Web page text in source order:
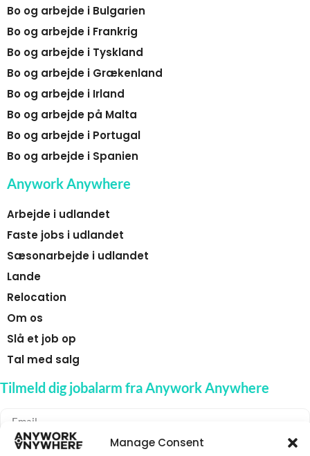
Manage Consent
Bo og arbejde i Bulgarien
Bo og arbejde i Frankrig
Bo og arbejde i Tyskland
Bo og arbejde i Grækenland
Bo og arbejde i Irland
Bo og arbejde på Malta
Bo og arbejde i Portugal
Bo og arbejde i Spanien
Anywork Anywhere
Arbejde i udlandet
Faste jobs i udlandet
Sæsonarbejde i udlandet
Lande
Relocation
Om os
Slå et job op
Tal med salg
Tilmeld dig jobalarm fra Anywork Anywhere